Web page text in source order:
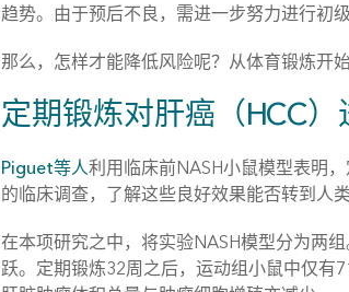
趋势。由于预后不良，需进一步努力进行初级
那么，怎样才能降低风险呢？从体育锻炼开始
定期锻炼对肝癌（HCC
Piguet等人利用临床前NASH小鼠模型表明
的临床调查，了解这些良好效果能否转到人类
在本项研究之中，将实验NASH模型分为两
跃。定期锻炼32周之后，运动组小鼠中仅有